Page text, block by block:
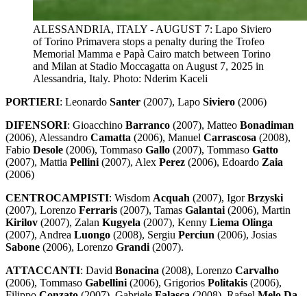
ALESSANDRIA, ITALY - AUGUST 7: Lapo Siviero
of Torino Primavera stops a penalty during the Trofeo
Memorial Mamma e Papà Cairo match between Torino
and Milan at Stadio Moccagatta on August 7, 2025 in
Alessandria, Italy. Photo: Nderim Kaceli
PORTIERI: Leonardo Santer (2007), Lapo Siviero (2006)
DIFENSORI: Gioacchino Barranco (2007), Matteo Bonadiman
(2006), Alessandro Camatta (2006), Manuel Carrascosa (2008),
Fabio Desole (2006), Tommaso Gallo (2007), Tommaso Gatto
(2007), Mattia Pellini (2007), Alex Perez (2006), Edoardo Zaia
(2006)
CENTROCAMPISTI: Wisdom Acquah (2007), IgorBrzyski
(2007), Lorenzo Ferraris (2007), Tamas Galantai (2006), Martin
Kirilov (2007), Zalan Kugyela (2007), Kenny Liema Olinga
(2007), Andrea Luongo (2008), Sergiu Perciun (2006), Josias
Sabone (2006), Lorenzo Grandi (2007).
ATTACCANTI: David Bonacina (2008), Lorenzo Carvalho
(2006), Tommaso Gabellini (2006), Grigorios Politakis (2006),